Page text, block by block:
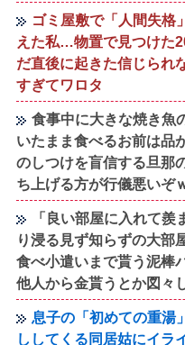
ゴミ屋敷で「人間失格
えた私…物置で見つけた
だ直後に起きた信じられ
すぎてワロタ
食事中に大きな焼き魚
いたまま食べるお前は品
のしつけを盲信する旦那
ち上げる方が行儀悪いぞ
「良い部屋に入れて
り浸る見ず知らずの大
食べ小遣いまで貰う泥棒
他人から金貰うとか図々
息子の「初めての重湯
ししてくる同居姑にイラ